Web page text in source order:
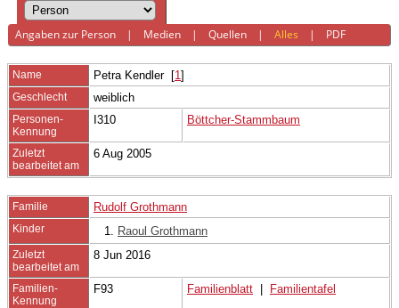
Angaben zur Person | Medien |Quellen |Alles | PDF
Name Petra Kendler[1 ]
Geschlecht weiblich
Personen-
Kennung
I310 Böttcher-Stammbaum
Zuletzt
bearbeitet am
6 Aug 2005
Familie Rudolf Grothmann
Kinder 1. Raoul Grothmann
Zuletzt
bearbeitet am
8 Jun 2016
Familien-
Kennung
F93 Familienblatt Familientafel